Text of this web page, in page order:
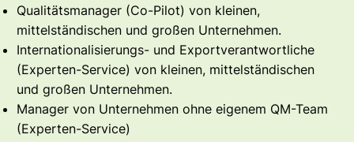
Qualitätsmanager (Co-Pilot) von kleinen,
mittelständischen und großen Unternehmen.
Internationalisierungs- und Exportverantwortliche
(Experten-Service) von kleinen, mittelständischen
und großen Unternehmen.
Manager von Unternehmen ohne eigenem QM-Team
(Experten-Service)